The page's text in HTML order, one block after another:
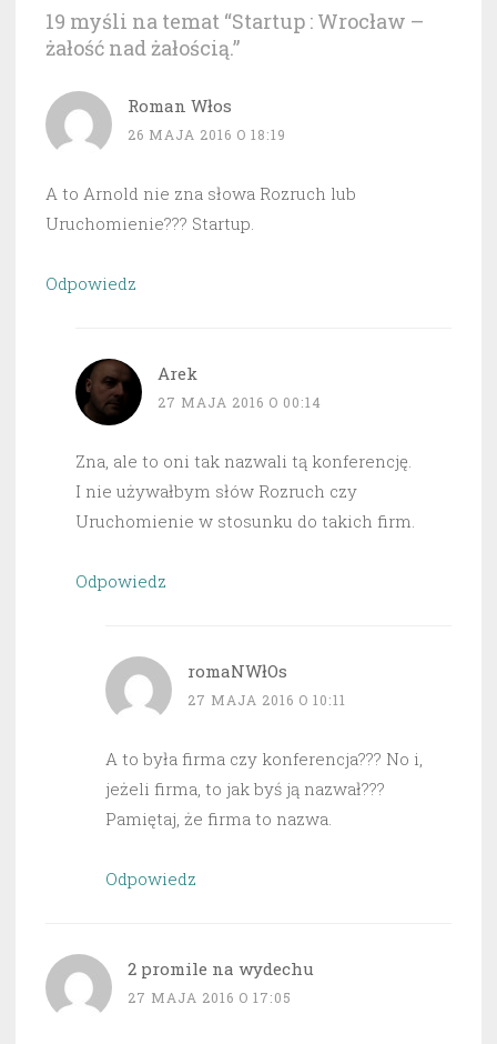
19 myśli na temat “Startup : Wrocław –
żałość nad żałością.”
Roman Włos
26 MAJA 2016 O 18:19
A to Arnold nie zna słowa Rozruch lub
Uruchomienie??? Startup.
Odpowiedz
Arek
27 MAJA 2016 O 00:14
Zna, ale to oni tak nazwali tą konferencję.
I nie używałbym słów Rozruch czy
Uruchomienie w stosunku do takich firm.
Odpowiedz
romaNWłOs
27 MAJA 2016 O 10:11
A to była firma czy konferencja??? No i,
jeżeli firma, to jak byś ją nazwał???
Pamiętaj, że firma to nazwa.
Odpowiedz
2 promile na wydechu
27 MAJA 2016 O 17:05